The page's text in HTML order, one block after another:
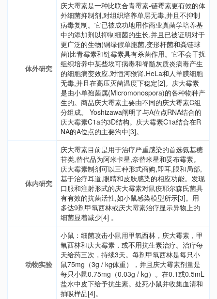
体外研究
庆大霉素是一种比联合青霉素-链霉素更有效的体
外细菌抑制剂,对组织培养单层无毒,并且不抑制
病毒复制。它已被成功地用作商业真菌学培养基
中的添加剂以抑制细菌的生长,并且已被证明对于
更广泛的生物(铜绿假单胞菌,变形杆菌和粪链球
菌)比青霉素和链霉素具有杀菌作用。它不会干扰
组织培养中某些埃可病毒和脊髓灰质炎病毒产生
的细胞病变效应,对恒河猴肾,HeLa和人羊膜细胞
无毒,并且在高压灭菌温度下稳定[2]。庆大霉素
是由小单孢菌属(Micromonospora)的各种物种产
生的。商品庆大霉素主要由不同的庆大霉素C组
分组成。 Yoshizawa阐明了与A位点RNA结合的
庆大霉素C1a的3D结构。庆大霉素C1a结合在R
NA的A位点的主要沟中[3]。
体内研究
庆大霉素目前是用于治疗严重感染的首选氨基糖
苷类,替代品为阿米卡星,奈替米星和妥布霉素。
庆大霉素制剂可以三种形式商购,即耳,眼和局部,
基于治疗耳道,眼睛和皮肤感染的相应功能。发现
口服和注射形式的庆大霉素对鼠疫耶尔森氏菌具
有有效的抗菌活性,如小鼠感染模型所示[3]。用
多达9剂甲氧西林或庆大霉素治疗显示异物上的
细菌显着减少[4] 。
动物实验
小鼠：细菌攻击小鼠用甲氧西林，庆大霉素，甲
氧西林和庆大霉素，或不用抗生素治疗。治疗每
天给药三次，持续3天。每剂甲氧西林是每只小
鼠75mg（3g / kg体重），并且庆大霉素剂量是
每只小鼠0.75mg（0.03g / kg）。在0.1或0.5mL
盐水中皮下给予抗生素。处死小鼠并收集血清和
抽吸样品[4]。